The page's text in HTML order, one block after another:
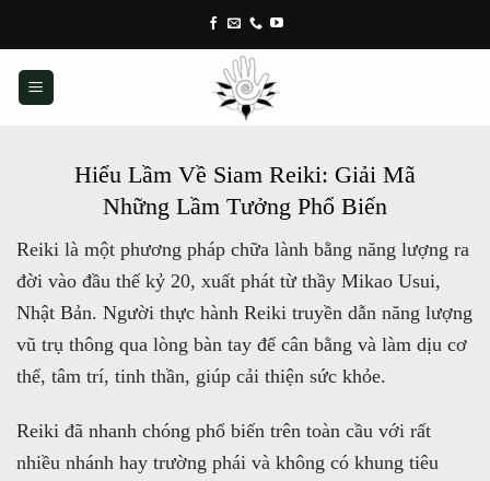
content
Hiểu Lầm Về Siam Reiki: Giải Mã
Những Lầm Tưởng Phổ Biến
Reiki là một phương pháp chữa lành bằng năng lượng ra
đời vào đầu thế kỷ 20, xuất phát từ thầy Mikao Usui,
Nhật Bản. Người thực hành Reiki truyền dẫn năng lượng
vũ trụ thông qua lòng bàn tay để cân bằng và làm dịu cơ
thể, tâm trí, tinh thần, giúp cải thiện sức khỏe.
Reiki đã nhanh chóng phổ biến trên toàn cầu với rất
nhiều nhánh hay trường phái và không có khung tiêu